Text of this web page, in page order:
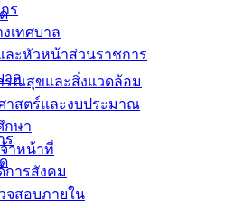
รณสุขและสิ่งแวดล้อม
าสตร์และงบประมาณ
กษา
าหน้าที่
การสังคม
จสอบภายใน
ร
เทศบาล
ละหัวหน้าส่วนราชการ
าล
ร